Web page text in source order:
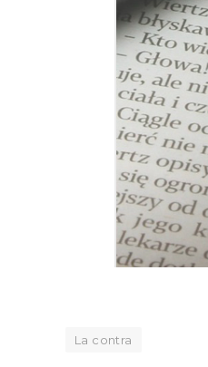
La contra